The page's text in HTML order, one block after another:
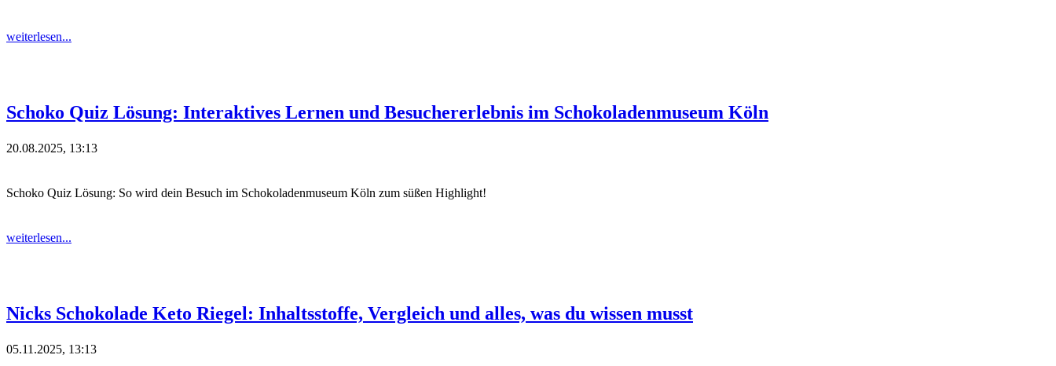
weiterlesen...
Schoko Quiz Lösung: Interaktives Lernen und Besuchererlebnis im Schokoladenmuseum Köln
20.08.2025, 13:13
Schoko Quiz Lösung: So wird dein Besuch im Schokoladenmuseum Köln zum süßen Highlight!
weiterlesen...
Nicks Schokolade Keto Riegel: Inhaltsstoffe, Vergleich und alles, was du wissen musst
05.11.2025, 13:13